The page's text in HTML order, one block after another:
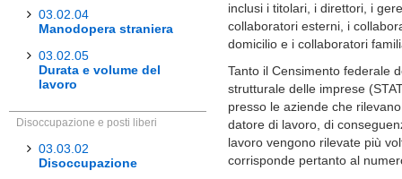
03.02.04
Manodopera straniera
03.02.05
Durata e volume del
lavoro
Disoccupazione e posti liberi
03.03.02
Disoccupazione
inclusi i titolari, i direttori, i
collaboratori esterni, i
domicilio e i collaboratori
Tanto il Censimento federale
strutturale delle imprese
presso le aziende che
datore di lavoro, di
lavoro vengono rilevate più
corrisponde pertanto al